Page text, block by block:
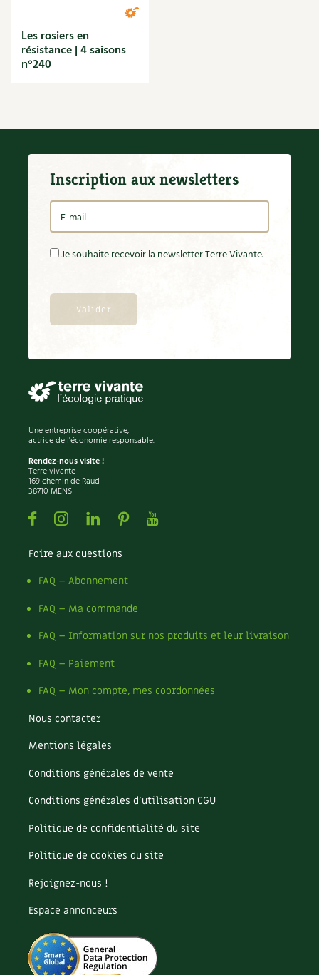
Les rosiers en
résistance | 4 saisons
n°240
Inscription aux newsletters
Je souhaite recevoir la newsletter Terre Vivante.
Une entreprise coopérative,
actrice de l'économie responsable.
Rendez-nous visite !
Terre vivante
169 chemin de Raud
38710 MENS
FacebookInstagramLinkedin
PinterestYoutube
Foire aux questions
FAQ – Abonnement
FAQ – Ma commande
FAQ – Information sur nos produits et leur livraison
FAQ – Paiement
FAQ – Mon compte, mes coordonnées
Nous contacter
Mentions légales
Conditions générales de vente
Conditions générales d’utilisation CGU
Politique de confidentialité du site
Politique de cookies du site
Rejoignez-nous !
Espace annonceurs